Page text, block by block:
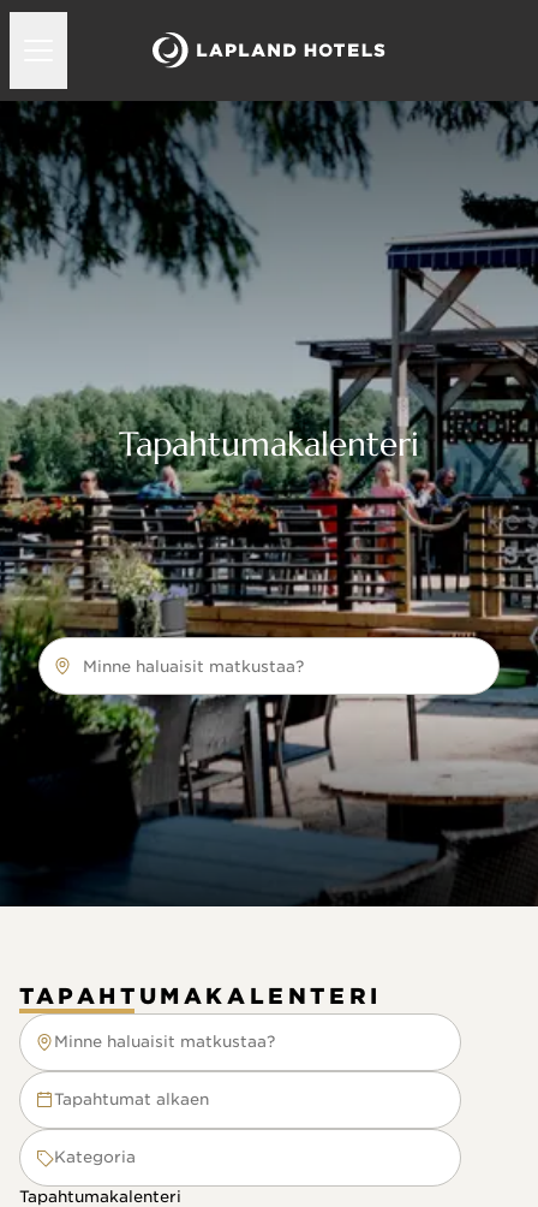
Tapahtumakalenteri
Minne haluaisit matkustaa?
TAPAHTUMAKALENTERI
Minne haluaisit matkustaa?
Minne haluaisit matkustaa?
Tapahtumat alkaen
Kategoria
Tapahtumakalenteri